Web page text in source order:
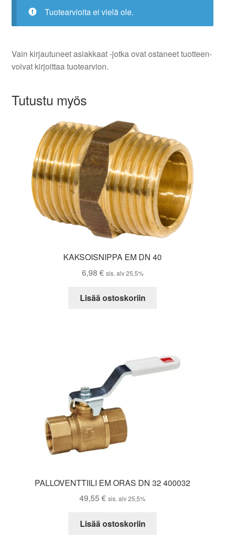
Tuotearvioita ei vielä ole.
Vain kirjautuneet asiakkaat -jotka ovat ostaneet tuotteen-
voivat kirjoittaa tuotearvion.
Tutustu myös
KAKSOISNIPPA EM DN 40
6,98 € sis. alv 25,5%
Lisää ostoskoriin
PALLOVENTTIILI EM ORAS DN 32 400032
49,55 € sis. alv 25,5%
Lisää ostoskoriin